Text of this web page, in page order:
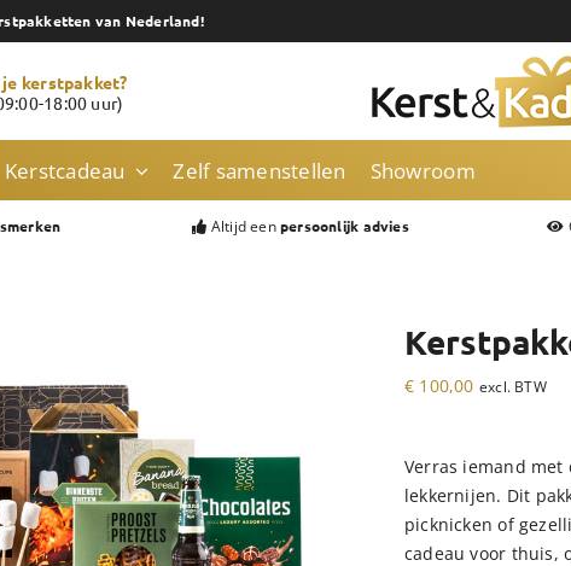
van Nederland!
kerstpakket?
18:00 uur)
Kerstcadeau Zelf samenstellen Showroom
Altijd een persoonlijk advies
€ 100,00 excl. BTW
Verras iemand
lekkernijen. Dit
picknicken of
cadeau voor thuis,